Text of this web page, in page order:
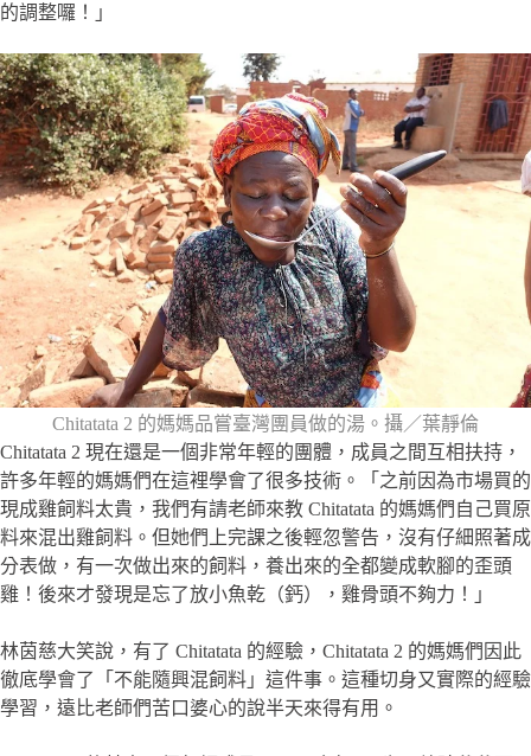
的調整囉！」
Chitatata 2 的媽媽品嘗臺灣團員做的湯。攝／葉靜倫
Chitatata 2 現在還是一個非常年輕的團體，成員之間互相扶持，
許多年輕的媽媽們在這裡學會了很多技術。「之前因為市場買的
現成雞飼料太貴，我們有請老師來教 Chitatata 的媽媽們自己買原
料來混出雞飼料。但她們上完課之後輕忽警告，沒有仔細照著成
分表做，有一次做出來的飼料，養出來的全都變成軟腳的歪頭
雞！後來才發現是忘了放小魚乾（鈣），雞骨頭不夠力！」
林茵慈大笑說，有了 Chitatata 的經驗，Chitatata 2 的媽媽們因此
徹底學會了「不能隨興混飼料」這件事。這種切身又實際的經驗
學習，遠比老師們苦口婆心的說半天來得有用。